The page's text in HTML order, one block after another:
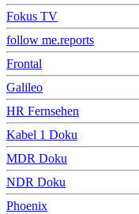
Fokus TV
follow me.reports
Frontal
Galileo
HR Fernsehen
Kabel 1 Doku
MDR Doku
NDR Doku
Phoenix